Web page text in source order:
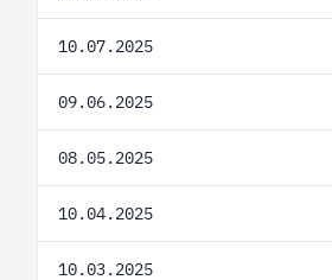
10.07.2025
09.06.2025
08.05.2025
10.04.2025
10.03.2025